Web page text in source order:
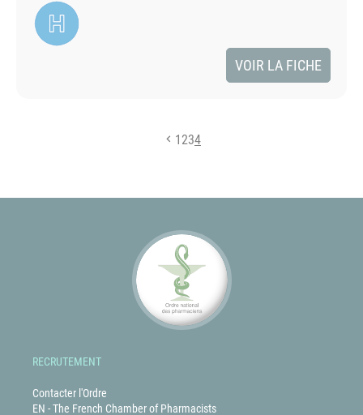
VOIR LA FICHE
1 234
RECRUTEMENT
Contacter l'Ordre
EN - The French Chamber of Pharmacists